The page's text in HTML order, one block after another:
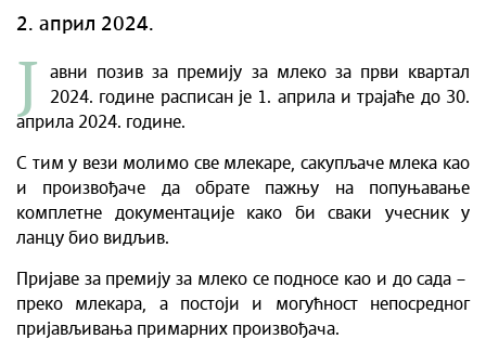
2. април 2024.
Ј авни позив за премију за млеко за први квартал
2024. године расписан је 1. априла и трајаће до 30.
априла 2024. године.
С тим у вези молимо све млекаре, сакупљаче млека као
и произвођаче да обрате пажњу на попуњавање
комплетне документације како би сваки учесник у
ланцу био видљив.
Пријаве за премију за млеко се подносе као и до сада –
преко млекара, а постоји и могућност непосредног
пријављивања примарних произвођача.